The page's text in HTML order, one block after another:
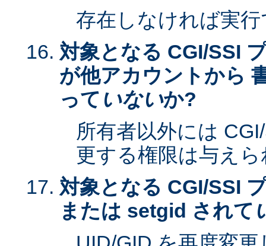
存在しなければ実
対象となる CGI/SSI
が他アカウントから
って いないか?
所有者以外には
更する権限は与え
対象となる CGI/SSI
または setgid されて